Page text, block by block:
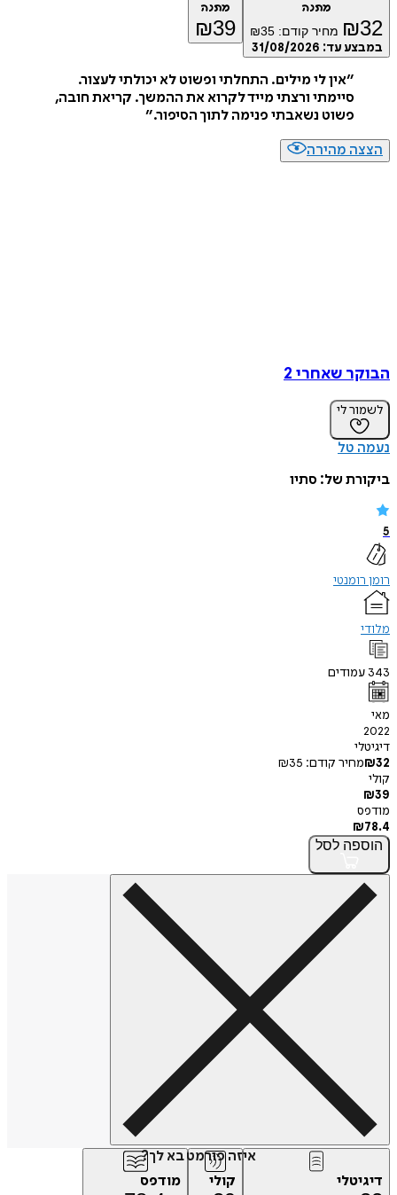
מתנה
₪32 מחיר קודם: ₪35
במבצע עד: 31/08/2026
מתנה
₪39
״אין לי מילים. התחלתי ופשוט לא יכולתי לעצור.
סיימתי ורצתי מייד לקרוא את ההמשך. קריאת חובה,
פשוט נשאבתי פנימה לתוך הסיפור.״
הצצה מהירה
הבוקר שאחרי 2
לשמור לי
נעמה טל
ביקורת של: סתיו
5
רומן רומנטי
מלודי
343 עמודים
מאי
2022
דיגיטלי
₪32 מחיר קודם: ₪35
קולי
₪39
מודפס
₪78.4
הוספה לסל
איזה פורמט בא לך?
דיגיטלי
קולי מודפס